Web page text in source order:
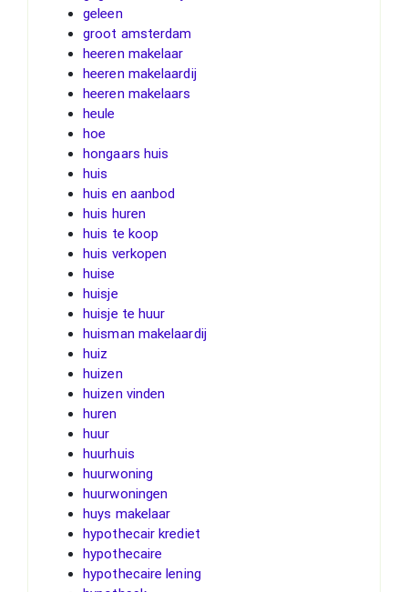
geleen
groot amsterdam
heeren makelaar
heeren makelaardij
heeren makelaars
heule
hoe
hongaars huis
huis
huis en aanbod
huis huren
huis te koop
huis verkopen
huise
huisje
huisje te huur
huisman makelaardij
huiz
huizen
huizen vinden
huren
huur
huurhuis
huurwoning
huurwoningen
huys makelaar
hypothecair krediet
hypothecaire
hypothecaire lening